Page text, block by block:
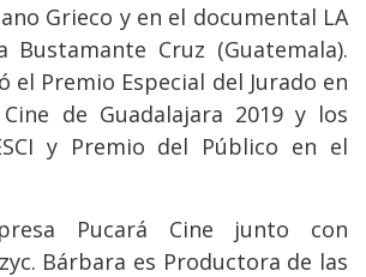
Grieco y en el documental LA
Bustamante Cruz (Guatemala).
el Premio Especial del Jurado en
de Guadalajara 2019 y los
y Premio del Público en el
Pucará Cine junto con
Bárbara es Productora de las